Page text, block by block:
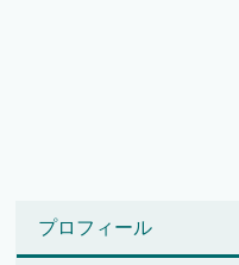
プロフィール